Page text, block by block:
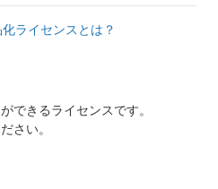
ライセンスとは？
できるライセンスです。
さい。